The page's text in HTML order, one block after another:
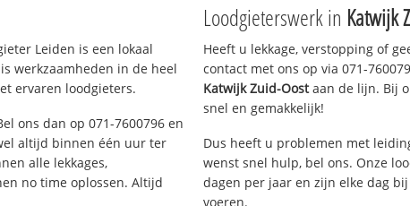
Leiden is een lokaal
werkzaamheden in de heel
ervaren loodgieters.
ons dan op 071-7600796 en
altijd binnen één uur ter
alle lekkages,
no time oplossen. Altijd
Loodgieterswerk in Katwijk
Heeft u lekkage, verstopping of
contact met ons op via 071-
Katwijk Zuid-Oostaan de lijn. Bij
snel en gemakkelijk!
Dus heeft u problemen met
wenst snel hulp, bel ons. Onze
dagen per jaar en zijn elke dag
voeren.